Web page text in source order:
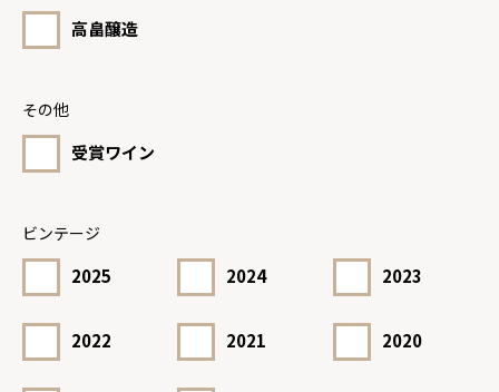
高畠醸造
その他
受賞ワイン
ビンテージ
2025 2024 2023
2022 2021 2020